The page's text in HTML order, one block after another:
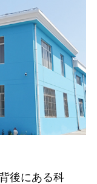
後にある科